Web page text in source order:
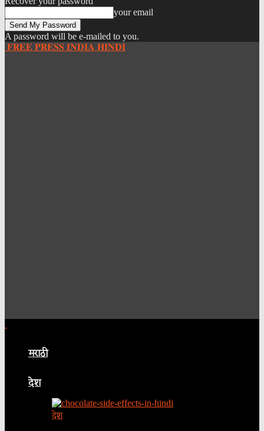
your email
A password will be e-mailed to you.
𝐅𝐑𝐄𝐄 𝐏𝐑𝐄𝐒𝐒 𝐈𝐍𝐃𝐈𝐀 𝐇𝐈𝐍𝐃𝐈
मराठी
देश
देश